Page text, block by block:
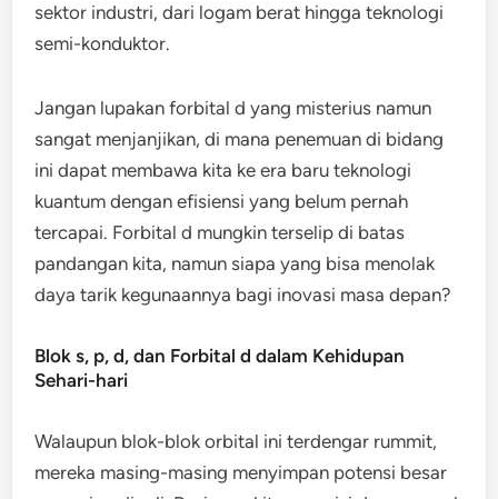
sektor industri, dari logam berat hingga teknologi
semi-konduktor.
Jangan lupakan forbital d yang misterius namun
sangat menjanjikan, di mana penemuan di bidang
ini dapat membawa kita ke era baru teknologi
kuantum dengan efisiensi yang belum pernah
tercapai. Forbital d mungkin terselip di batas
pandangan kita, namun siapa yang bisa menolak
daya tarik kegunaannya bagi inovasi masa depan?
Blok s, p, d, dan Forbital d dalam Kehidupan
Sehari-hari
Walaupun blok-blok orbital ini terdengar rummit,
mereka masing-masing menyimpan potensi besar